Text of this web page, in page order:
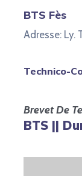
BTS Fès
Adresse: Ly.
Technico-
Brevet De
BTS ||